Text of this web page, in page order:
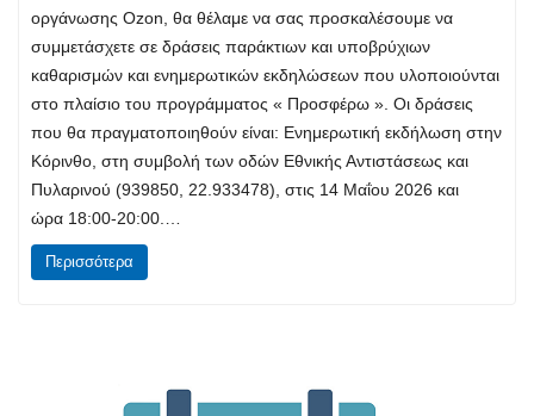
οργάνωσης Ozon, θα θέλαμε να σας προσκαλέσουμε να
συμμετάσχετε σε δράσεις παράκτιων και υποβρύχιων
καθαρισμών και ενημερωτικών εκδηλώσεων που υλοποιούνται
στο πλαίσιο του προγράμματος « Προσφέρω ». Οι δράσεις
που θα πραγματοποιηθούν είναι: Ενημερωτική εκδήλωση στην
Κόρινθο, στη συμβολή των οδών Εθνικής Αντιστάσεως και
Πυλαρινού (939850, 22.933478), στις 14 Μαΐου 2026 και
ώρα 18:00-20:00.…
Περισσότερα